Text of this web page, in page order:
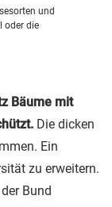
und
oder die
Bäume mit
Die dicken
Ein
zu erweitern.
Bund